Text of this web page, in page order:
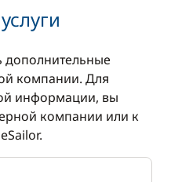
DVD-плеер
Доска для SUP-
серфинга
Маски и трубки
Телевизор
дополнительные
компании. Для
информации, вы
компании или к